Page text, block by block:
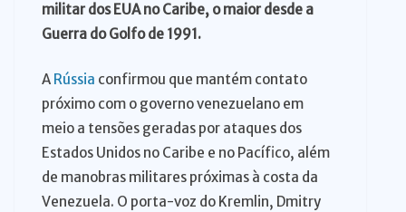
militar dos EUA no Caribe, o maior desde a
Guerra do Golfo de 1991.
A Rússia confirmou que mantém contato
próximo com o governo venezuelano em
meio a tensões geradas por ataques dos
Estados Unidos no Caribe e no Pacífico, além
de manobras militares próximas à costa da
Venezuela. O porta-voz do Kremlin, Dmitry